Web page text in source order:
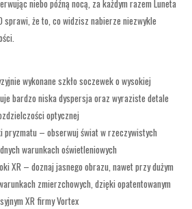
niebo późną nocą, za każdym razem Luneta
sprawi, że to, co widzisz nabierze niezwykle
wykonane szkło soczewek o wysokiej
bardzo niska dyspersja oraz wyraziste detale
optycznej
pryzmatu – obserwuj świat w rzeczywistych
warunkach oświetleniowych
XR – doznaj jasnego obrazu, nawet przy dużym
zmierzchowych, dzięki opatentowanym
XR firmy Vortex